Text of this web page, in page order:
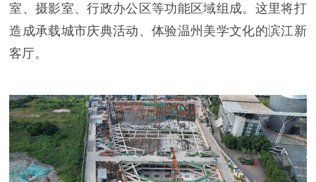
室、摄影室、行政办公区等功能区域组成。这里将打
造成承载城市庆典活动、体验温州美学文化的滨江新
客厅。